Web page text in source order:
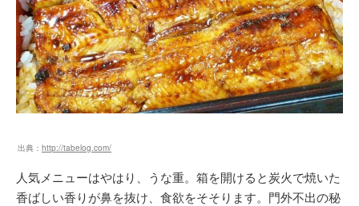
出典： http://tabelog.com/
人気メニューはやはり、うな重。箱を開けると炭火で焼いた
香ばしい香りが鼻を抜け、食欲をそそります。門外不出の秘